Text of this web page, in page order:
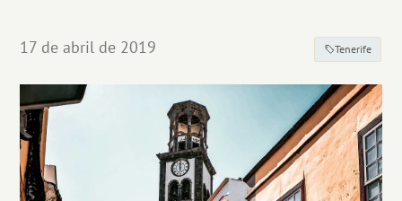
17 de abril de 2019 Tenerife